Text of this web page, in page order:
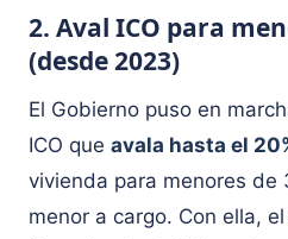
2. Aval ICO para
(desde 2023)
El Gobierno puso en
ICO que avala hasta el
vivienda para menores de
menor a cargo. Con ella,